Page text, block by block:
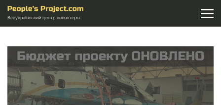
Всеукраїнський центр волонтерів